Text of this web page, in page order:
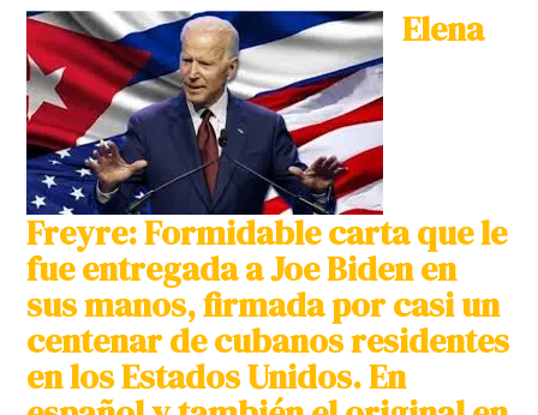
Elena
Freyre: Formidable carta que le
fue entregada a Joe Biden en
sus manos, firmada por casi un
centenar de cubanos residentes
en los Estados Unidos. En